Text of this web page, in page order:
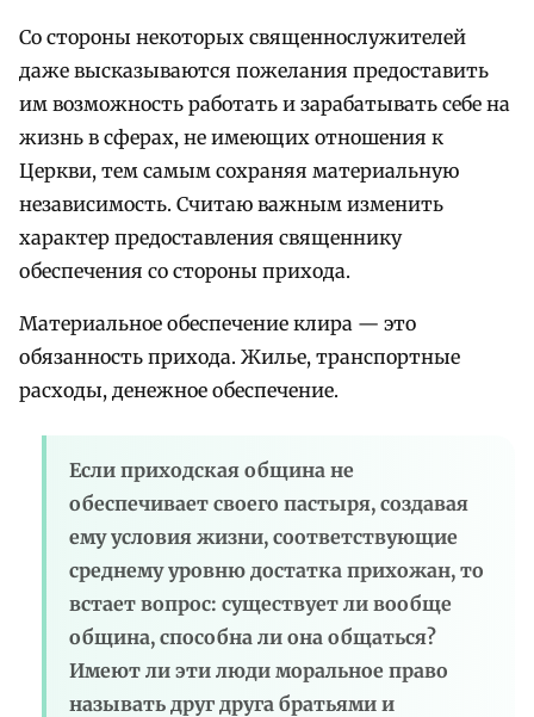
Со стороны некоторых священнослужителей
даже высказываются пожелания предоставить
им возможность работать и зарабатывать себе на
жизнь в сферах, не имеющих отношения к
Церкви, тем самым сохраняя материальную
независимость. Считаю важным изменить
характер предоставления священнику
обеспечения со стороны прихода.
Материальное обеспечение клира — это
обязанность прихода. Жилье, транспортные
расходы, денежное обеспечение.
Если приходская община не
обеспечивает своего пастыря, создавая
ему условия жизни, соответствующие
среднему уровню достатка прихожан, то
встает вопрос: существует ли вообще
община, способна ли она общаться?
Имеют ли эти люди моральное право
называть друг друга братьями и